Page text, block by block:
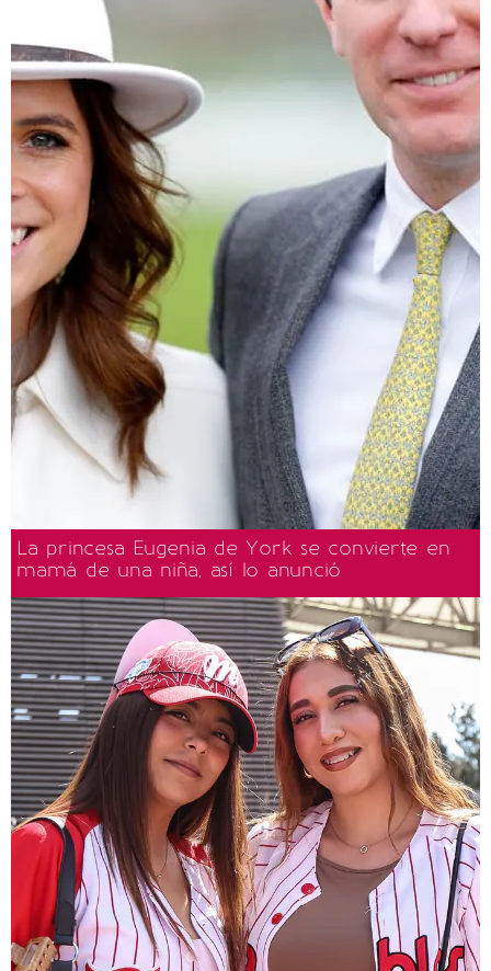
La princesa Eugenia de York se convierte en
mamá de una niña, así lo anunció